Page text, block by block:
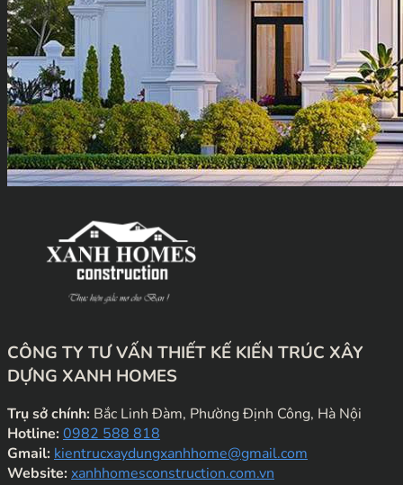
CÔNG TY TƯ VẤN THIẾT KẾ KIẾN TRÚC XÂY
DỰNG XANH HOMES
Trụ sở chính: Bắc Linh Đàm, Phường Định Công, Hà Nội
Hotline:0982 588 818
Gmail: kientrucxaydungxanhhome@gmail.com
Website:xanhhomesconstruction.com.vn